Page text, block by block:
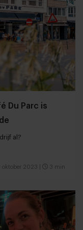
Du Parc is
al?
oktober 2023 3 min